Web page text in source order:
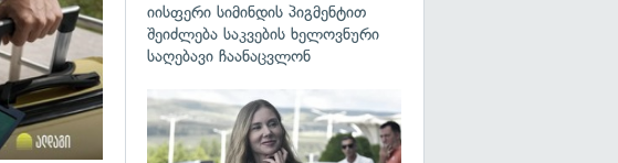
იისფერი სიმინდის პიგმენტით
შეიძლება საკვების ხელოვნური
საღებავი ჩაანაცვლონ